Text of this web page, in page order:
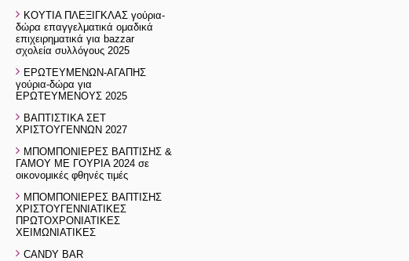
ΚΟΥΤΙΑ ΠΛΕΞΙΓΚΛΑΣ γούρια-
δώρα επαγγελματικά ομαδικά
επιχειρηματικά για bazzar
σχολεία συλλόγους 2025
ΕΡΩΤΕΥΜΕΝΩΝ-ΑΓΑΠΗΣ
γούρια-δώρα για
ΕΡΩΤΕΥΜΕΝΟΥΣ 2025
ΒΑΠΤΙΣΤΙΚΑ ΣΕΤ
ΧΡΙΣΤΟΥΓΕΝΝΩΝ 2027
ΜΠΟΜΠΟΝΙΕΡΕΣ ΒΑΠΤΙΣΗΣ &
ΓΑΜΟΥ ΜΕ ΓΟΥΡΙΑ 2024 σε
οικονομικές φθηνές τιμές
ΜΠΟΜΠΟΝΙΕΡΕΣ ΒΑΠΤΙΣΗΣ
ΧΡΙΣΤΟΥΓΕΝΝΙΑΤΙΚΕΣ
ΠΡΩΤΟΧΡΟΝΙΑΤΙΚΕΣ
ΧΕΙΜΩΝΙΑΤΙΚΕΣ
CANDY BAR